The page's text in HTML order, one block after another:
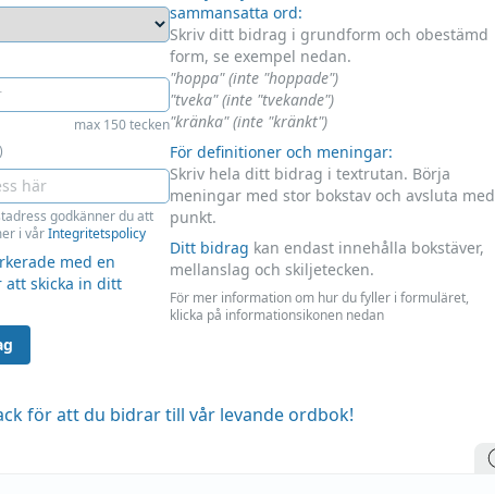
max 150 tecken
godkänner du att
i vårIntegritetspolicy
med en
att skicka in ditt
sammansatta ord:
Skriv ditt bidrag i grundform och obestämd
form, se exempel nedan.
"hoppa" (inte "hoppade")
"tveka" (inte "tvekande")
"kränka" (inte "kränkt")
För definitioner och meningar:
Skriv hela ditt bidrag i textrutan. Börja
meningar med stor bokstav och avsluta med
punkt.
Ditt bidrag kan endast innehålla bokstäver,
mellanslag och skiljetecken.
För mer information om hur du fyller i formuläret,
klicka på informationsikonen nedan
för att du bidrar till vår levande ordbok!